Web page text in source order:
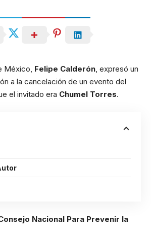
México, Felipe Calderón, expresó un
a la cancelación de un evento del
el invitado era Chumel Torres.
Nacional Para Prevenir la